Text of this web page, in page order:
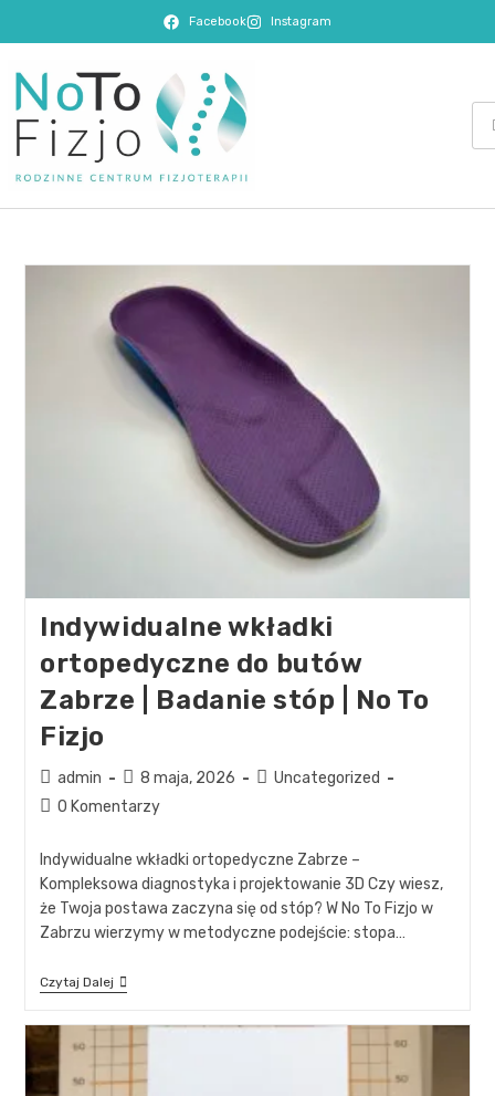
Facebook Instagram
Indywidualne wkładki
ortopedyczne do butów
Zabrze | Badanie stóp | No To
Fizjo
admin 8 maja, 2026
Uncategorized
0 Komentarzy
Indywidualne wkładki ortopedyczne Zabrze –
Kompleksowa diagnostyka i projektowanie 3D Czy wiesz,
że Twoja postawa zaczyna się od stóp? W No To Fizjo w
Zabrzu wierzymy w metodyczne podejście: stopa…
Czytaj Dalej